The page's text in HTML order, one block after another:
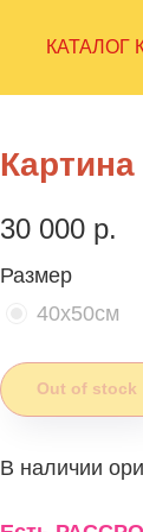
КАТАЛОГ
30 000 р.
Размер
40х50см
Out of stock
В наличии